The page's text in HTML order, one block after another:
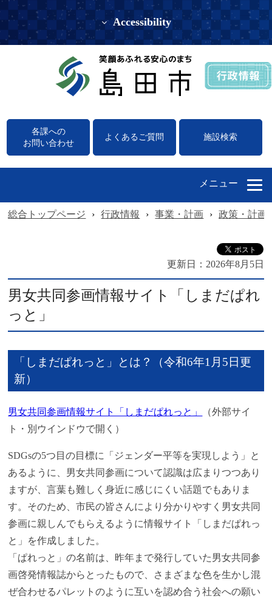
Accessibility
各課への
お問い合わせ
よくあるご質問 施設検索
メニュー
総合トップページ › 行政情報 › 事業・計画 › 政策・計画
更新日： 2026年8月5日
男女共同参画情報サイト「しまだぱれ
っと」
「しまだぱれっと」とは？（令和6年1月5日更
新）
男女共同参画情報サイト「しまだぱれっと」
（外部サイ
ト・別ウインドウで開く）
SDGsの5つ目の目標に「ジェンダー平等を実現しよう」と
あるように、男女共同参画について認識は広まりつつあり
ますが、言葉も難しく身近に感じにくい話題でもありま
す。そのため、市民の皆さんにより分かりやすく男女共同
参画に親しんでもらえるように情報サイト「しまだぱれっ
と」を作成しました。
「ぱれっと」の名前は、昨年まで発行していた男女共同参
画啓発情報誌からとったもので、さまざまな色を生かし混
ぜ合わせるパレットのように互いを認め合う社会への願い